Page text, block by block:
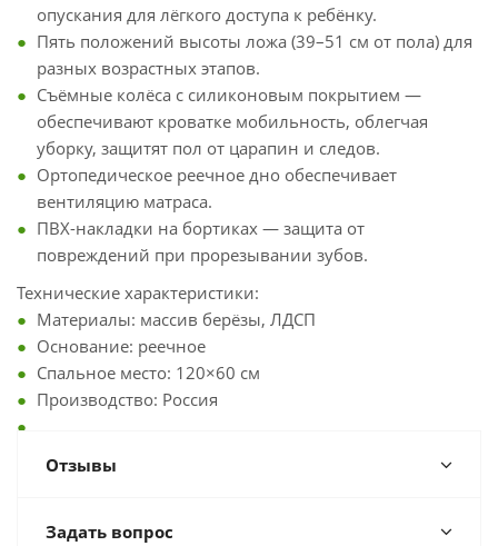
опускания для лёгкого доступа к ребёнку.
Пять положений высоты ложа (39–51 см от пола) для
разных возрастных этапов.
Съёмные колёса с силиконовым покрытием —
обеспечивают кроватке мобильность, облегчая
уборку, защитят пол от царапин и следов.
Ортопедическое реечное дно обеспечивает
вентиляцию матраса.
ПВХ-накладки на бортиках — защита от
повреждений при прорезывании зубов.
Технические характеристики:
Материалы: массив берёзы, ЛДСП
Основание: реечное
Спальное место: 120×60 см
Производство: Россия
Отзывы
Задать вопрос